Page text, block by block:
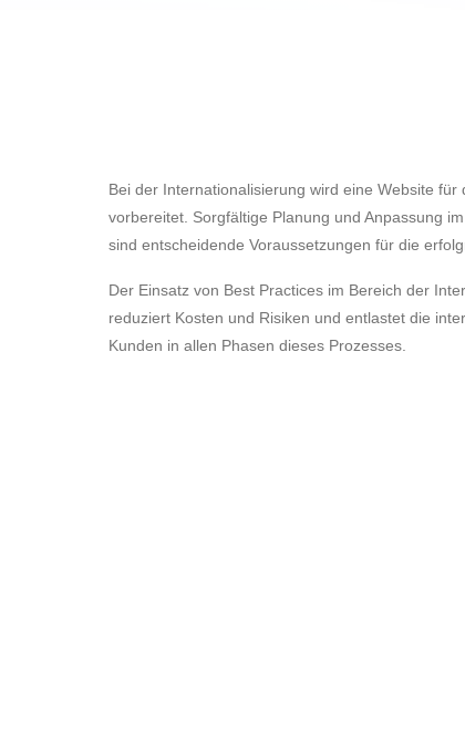
Bei der Internationalisierung wird eine Website
vorbereitet. Sorgfältige Planung und Anpassung
sind entscheidende Voraussetzungen für die
Der Einsatz von Best Practices im Bereich der
reduziert Kosten und Risiken und entlastet die
Kunden in allen Phasen dieses Prozesses.